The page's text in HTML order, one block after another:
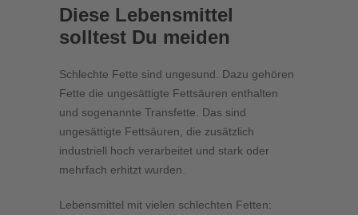
Diese Lebensmittel
solltest Du meiden
Schlechte Fette sind ungesund. Dazu gehören
Fette die ungesättigte Fettsäuren enthalten
und sogenannte Transfette. Das sind
ungesättigte Fettsäuren, die zusätzlich
industriell hoch verarbeitet und stark oder
mehrfach erhitzt wurden.
Lebensmittel mit vielen schlechten Fetten: